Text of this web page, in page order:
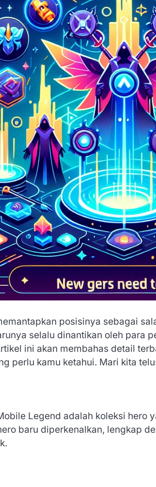
posisinya sebagai
selalu dinantikan oleh para
ini akan membahas detail
perlu kamu ketahui. Mari kita
Legend adalah koleksi hero
baru diperkenalkan, lengkap